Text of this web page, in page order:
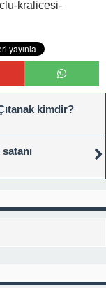
kralicesi-
kimdir?